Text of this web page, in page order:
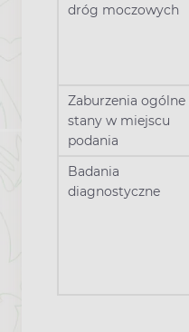
dróg moczowych
Zaburzenia ogólne
stany w miejscu
podania
Badania
diagnostyczne